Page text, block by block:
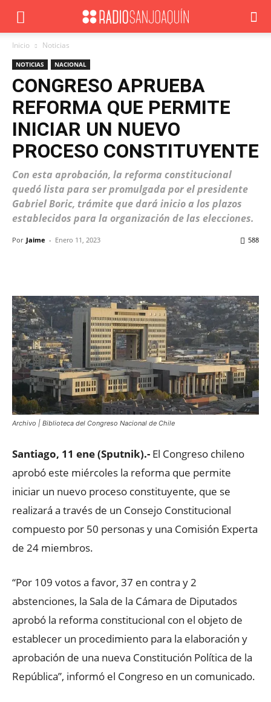
Inicio Noticias
NOTICIAS NACIONAL
CONGRESO APRUEBA
REFORMA QUE PERMITE
INICIAR UN NUEVO
PROCESO CONSTITUYENTE
Con esta aprobación, la reforma constitucional
quedó lista para ser promulgada por el presidente
Gabriel Boric, trámite que dará inicio a los plazos
establecidos para la organización de las elecciones.
Por Jaime - Enero 11, 2023 588
Archivo | Biblioteca del Congreso Nacional de Chile
Santiago, 11 ene (Sputnik).- El Congreso chileno
aprobó este miércoles la reforma que permite
iniciar un nuevo proceso constituyente, que se
realizará a través de un Consejo Constitucional
compuesto por 50 personas y una Comisión Experta
de 24 miembros.
“Por 109 votos a favor, 37 en contra y 2
abstenciones, la Sala de la Cámara de Diputados
aprobó la reforma constitucional con el objeto de
establecer un procedimiento para la elaboración y
aprobación de una nueva Constitución Política de la
República”, informó el Congreso en un comunicado.